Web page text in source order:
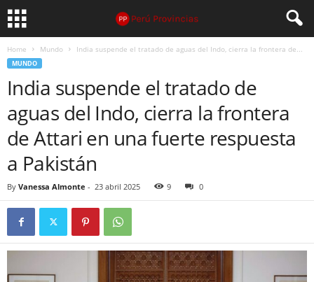
Home Mundo India suspende el tratado de aguas del Indo, cierra la frontera de...
MUNDO
India suspende el tratado de
aguas del Indo, cierra la frontera
de Attari en una fuerte respuesta
a Pakistán
By Vanessa Almonte - 23 abril 2025 9 0